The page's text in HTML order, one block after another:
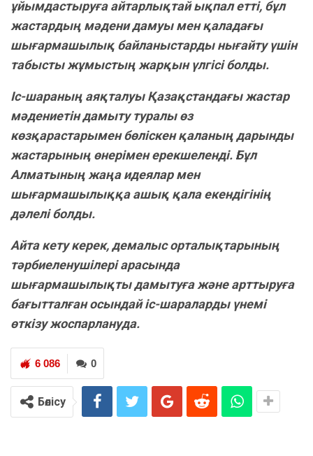
ұйымдастыруға айтарлықтай ықпал етті, бұл
жастардың мәдени дамуы мен қаладағы
шығармашылық байланыстарды нығайту үшін
табысты жұмыстың жарқын үлгісі болды.
Іс-шараның аяқталуы Қазақстандағы жастар
мәдениетін дамыту туралы өз
көзқарастарымен бөліскен қаланың дарынды
жастарының өнерімен ерекшеленді. Бұл
Алматының жаңа идеялар мен
шығармашылыққа ашық қала екендігінің
дәлелі болды.
Айта кету керек, демалыс орталықтарының
тәрбиеленушілері арасында
шығармашылықты дамытуға және арттыруға
бағытталған осындай іс-шараларды үнемі
өткізу жоспарлануда.
0
6 086
Бөлісу